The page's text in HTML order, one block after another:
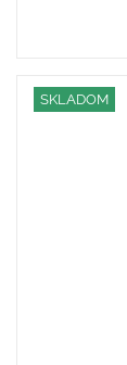
SKLADOM